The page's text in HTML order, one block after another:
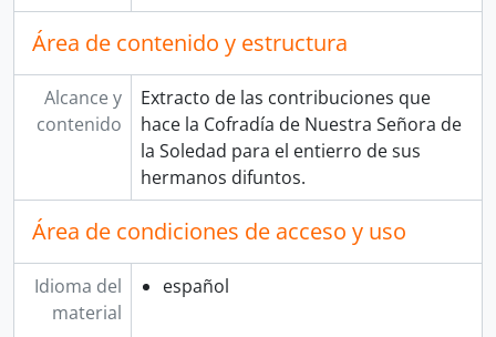
[Colección] PUBLIO ENRICO POLI VALDIVIA
[Colección] SANTA MARÍA
[Colección] TOMÁS DIÉGUEZ
Área de contenido y estructura
Alcance y
contenido
Extracto de las contribuciones que
hace la Cofradía de Nuestra Señora de
la Soledad para el entierro de sus
hermanos difuntos.
Área de condiciones de acceso y uso
Idioma del
material
español